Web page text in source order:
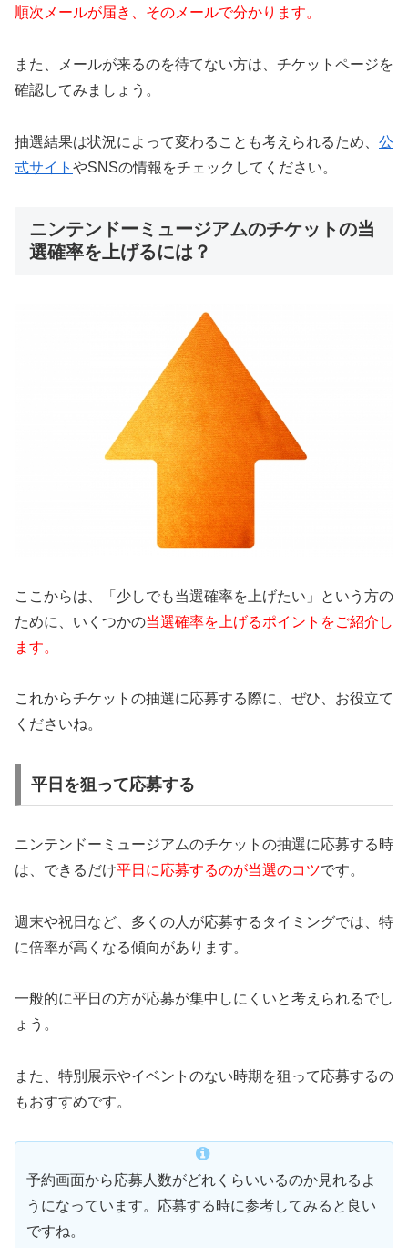
順次メールが届き、そのメールで分かります。
また、メールが来るのを待てない方は、チケットページを
確認してみましょう。
抽選結果は状況によって変わることも考えられるため、 公
式サイト やSNSの情報をチェックしてください。
ニンテンドーミュージアムのチケットの当
選確率を上げるには？
ここからは、「少しでも当選確率を上げたい」という方の
ために、いくつかの当選確率を上げるポイントをご紹介し
ます。
これからチケットの抽選に応募する際に、ぜひ、お役立て
くださいね。
平日を狙って応募する
ニンテンドーミュージアムのチケットの抽選に応募する時
は、できるだけ平日に応募するのが当選のコツです。
週末や祝日など、多くの人が応募するタイミングでは、特
に倍率が高くなる傾向があります。
一般的に平日の方が応募が集中しにくいと考えられるでし
ょう。
また、特別展示やイベントのない時期を狙って応募するの
もおすすめです。
予約画面から応募人数がどれくらいいるのか見れるよ
うになっています。応募する時に参考してみると良い
ですね。